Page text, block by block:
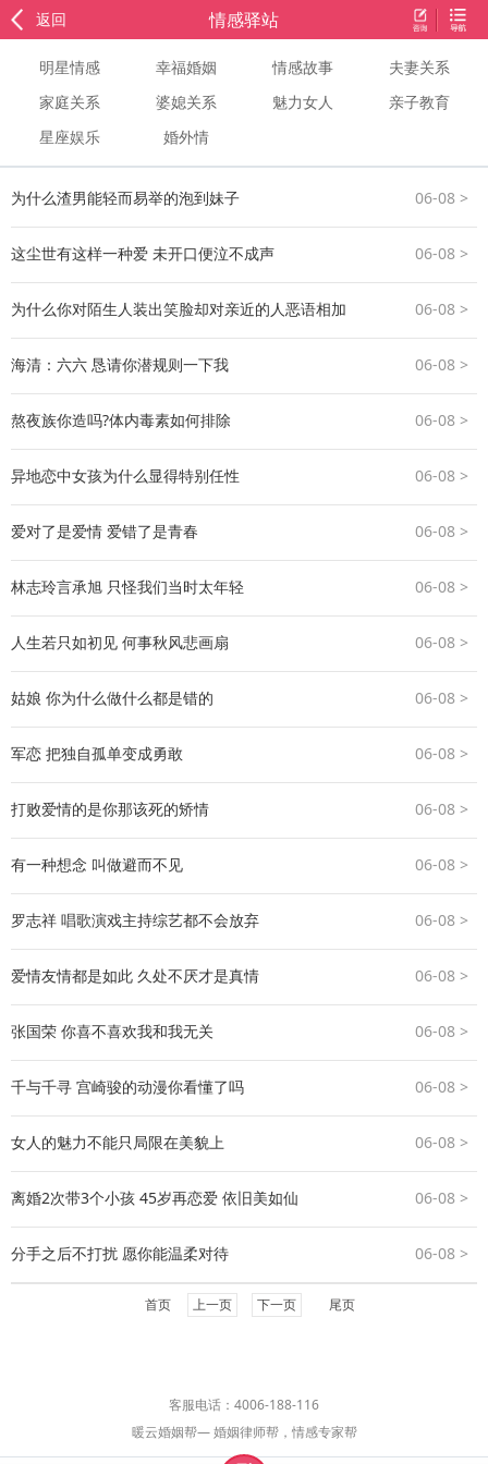
返回 情感驿站
明星情感 幸福婚姻 情感故事
夫妻关系
家庭关系
婆媳关系 魅力女人
亲子教育
星座娱乐
婚外情
为什么渣男能轻而易举的泡到妹子 06-08 >
这尘世有这样一种爱 未开口便泣不成声 06-08 >
为什么你对陌生人装出笑脸却对亲近的人恶语相加 06-08 >
海清：六六 恳请你潜规则一下我 06-08 >
熬夜族你造吗?体内毒素如何排除 06-08 >
异地恋中女孩为什么显得特别任性 06-08 >
爱对了是爱情 爱错了是青春 06-08 >
林志玲言承旭 只怪我们当时太年轻 06-08 >
人生若只如初见 何事秋风悲画扇 06-08 >
姑娘 你为什么做什么都是错的 06-08 >
军恋 把独自孤单变成勇敢 06-08 >
打败爱情的是你那该死的矫情 06-08 >
有一种想念 叫做避而不见 06-08 >
罗志祥 唱歌演戏主持综艺都不会放弃 06-08 >
爱情友情都是如此 久处不厌才是真情 06-08 >
张国荣 你喜不喜欢我和我无关 06-08 >
千与千寻 宫崎骏的动漫你看懂了吗 06-08 >
女人的魅力不能只局限在美貌上 06-08 >
离婚2次带3个小孩 45岁再恋爱 依旧美如仙 06-08 >
分手之后不打扰 愿你能温柔对待 06-08 >
首页 上一页 下一页 尾页
客服电话： 4006-188-116
暖云婚姻帮— 婚姻律师帮，情感专家帮